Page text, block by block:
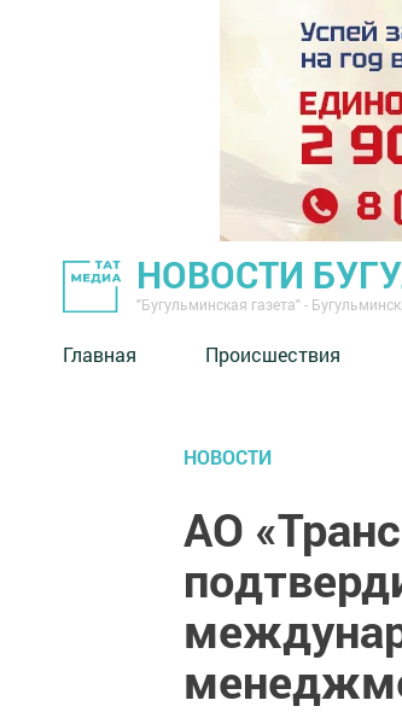
НОВОСТИ
"Бугульминская газета" -
Главная Происшествия
НОВОСТИ
АО